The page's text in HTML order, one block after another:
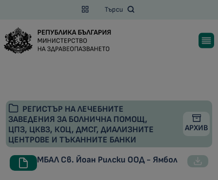
Търси
РЕГИСТЪР НА ЛЕЧЕБНИТЕ
ЗАВЕДЕНИЯ ЗА БОЛНИЧНА ПОМОЩ,
ЦПЗ, ЦКВЗ, КОЦ, ДМСГ, ДИАЛИЗНИТЕ
ЦЕНТРОВЕ И ТЪКАННИТЕ БАНКИ
АРХИВ
МБАЛ Св. Йоан Рилски ООД - Ямбол